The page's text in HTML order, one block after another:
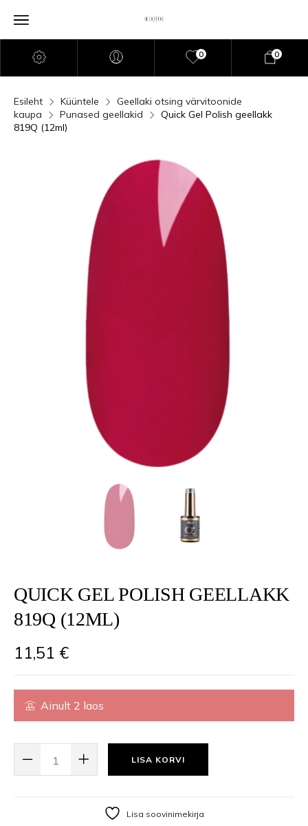
0 0
Esileht Küüntele
Geellaki otsing värvitoonide
kaupa
Punased geellakid
Quick Gel Polish geellakk
819Q (12ml)
QUICK GEL POLISH GEELLAKK
819Q (12ML)
11,51 €
Ainult 2 laos
LISA KORVI
Lisa soovinimekirja